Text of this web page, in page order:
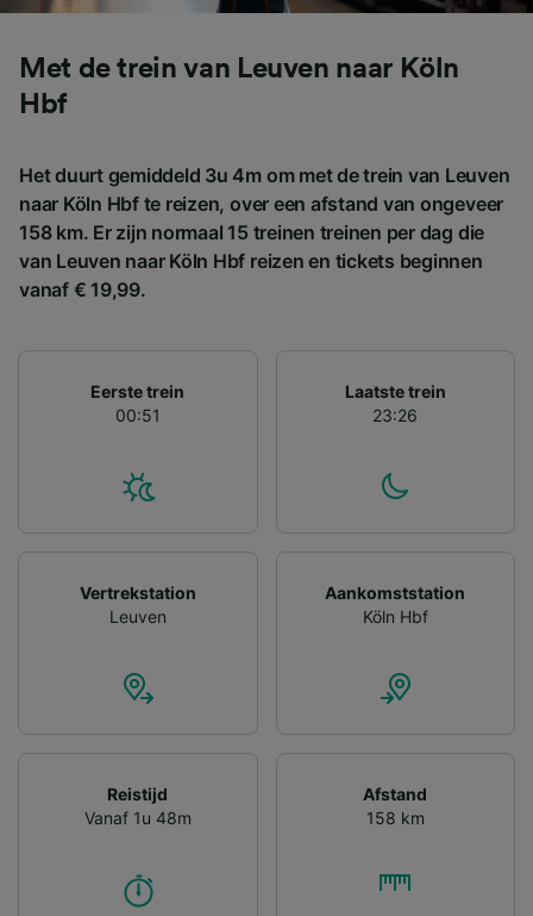
Met de trein van Leuven naar Köln
Hbf
Het duurt gemiddeld 3u 4m om met de trein van Leuven
naar Köln Hbf te reizen, over een afstand van ongeveer
158 km. Er zijn normaal 15 treinen treinen per dag die
van Leuven naar Köln Hbf reizen en tickets beginnen
vanaf € 19,99.
Eerste trein
00:51
Laatste trein
23:26
Vertrekstation
Leuven
Aankomststation
Köln Hbf
Reistijd
Vanaf 1u 48m
Afstand
158 km
gevraagd om je niet te volgen.
Wij en onze partners verwerken gegevens
voor de volgende doeleinden:
Precieze geolocatiegegevens gebruiken. De
opslaan en/of openen. Gepersonaliseerde
advertenties en content, advertentie- en
contentmetingen, doelgroepenonderzoek en
ontwikkeling van diensten.
Partnerlijst (derden)